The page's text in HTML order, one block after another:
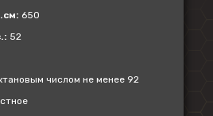
650
52
числом не менее 92